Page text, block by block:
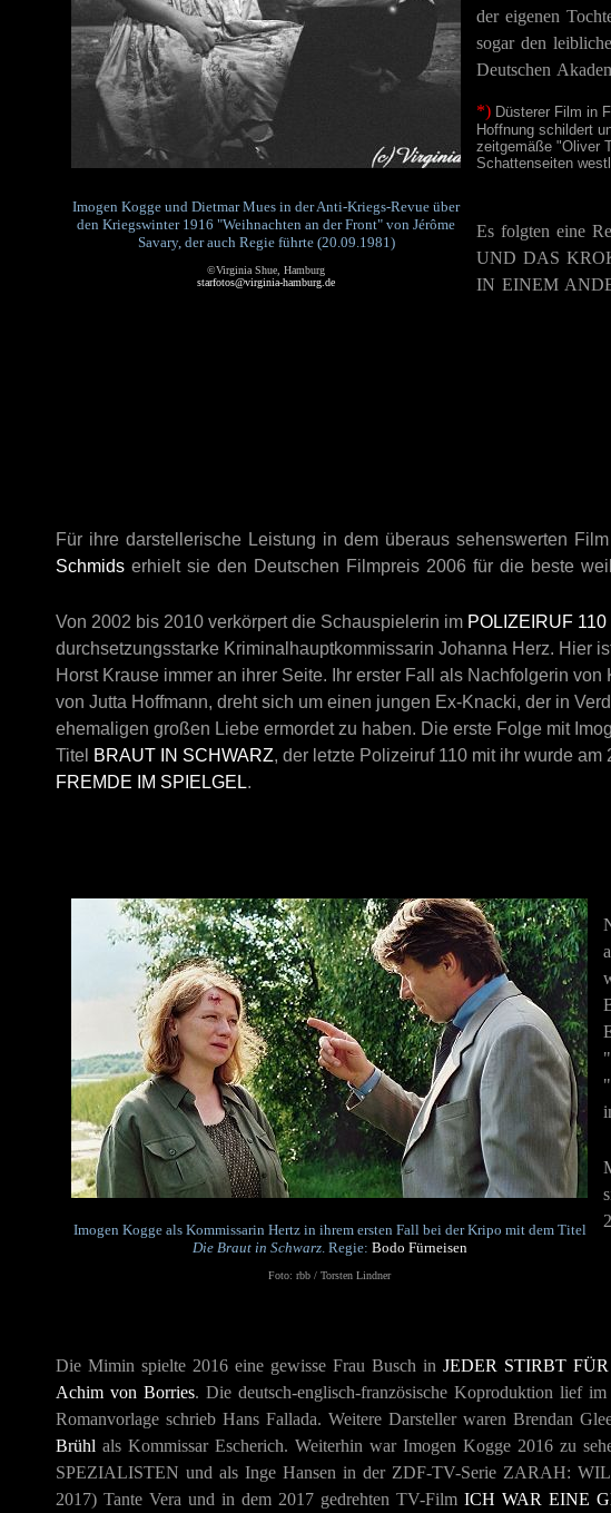
Imogen Kogge und Dietmar Mues in der Anti-Kriegs-Revue über
den Kriegswinter 1916 "Weihnachten an der Front" von Jérôme
Savary, der auch Regie führte (20.09.1981)
©Virginia Shue, Hamburg
starfotos@virginia-hamburg.de
der eigenen
sogar den
Deutschen
*) Düsterer Film in
Hoffnung schildert
zeitgemäße "Oliver
Schattenseiten
Es folgten eine
UND DAS
IN EINEM
Für ihre darstellerische Leistung in dem überaus sehenswerten Film
Schmids erhielt sie den Deutschen Filmpreis 2006 für die beste
Von 2002 bis 2010 verkörpert die Schauspielerin im POLIZEIRUF 110
durchsetzungsstarke Kriminalhauptkommissarin Johanna Herz. Hier
Horst Krause immer an ihrer Seite. Ihr erster Fall als Nachfolgerin
von Jutta Hoffmann, dreht sich um einen jungen Ex-Knacki, der in
ehemaligen großen Liebe ermordet zu haben. Die erste Folge mit
Titel BRAUT IN SCHWARZ, der letzte Polizeiruf 110 mit ihr wurde
FREMDE IM SPIELGEL.
Imogen Kogge als Kommissarin Hertz in ihrem ersten Fall bei der Kripo mit dem Titel
Die Braut in Schwarz. Regie: Bodo Fürneisen
Foto: rbb / Torsten Lindner
Die Mimin spielte 2016 eine gewisse Frau Busch in JEDER STIRBT
Achim von Borries. Die deutsch-englisch-französische Koproduktion lief
Romanvorlage schrieb Hans Fallada. Weitere Darsteller waren Brendan
Brühl als Kommissar Escherich. Weiterhin war Imogen Kogge 2016 zu
SPEZIALISTEN und als Inge Hansen in der ZDF-TV-Serie ZARAH:
2017) Tante Vera und in dem 2017 gedrehten TV-Film ICH WAR EINE